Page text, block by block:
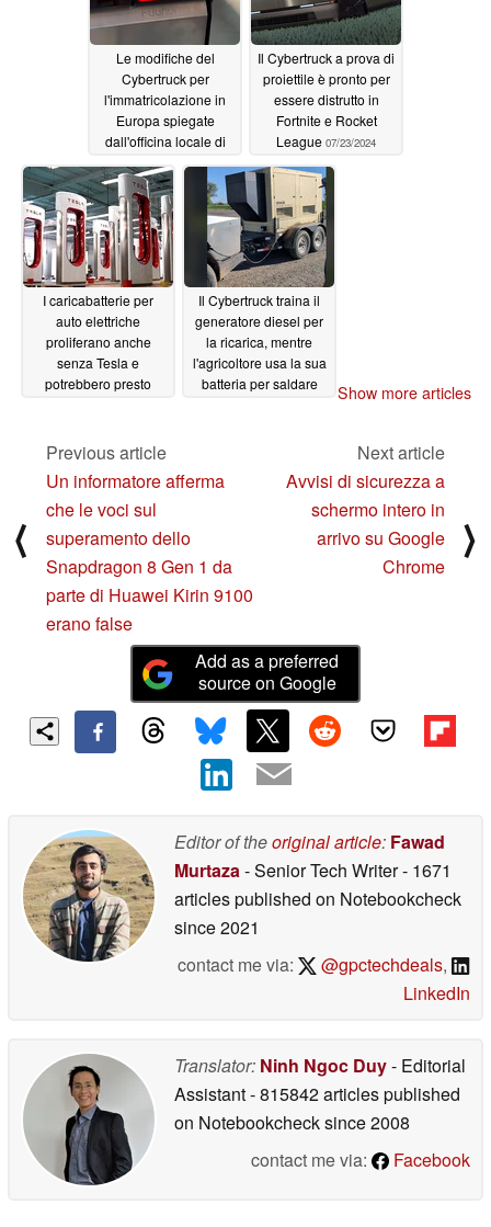
Le modifiche del
Cybertruck per
l'immatricolazione in
Europa spiegate
dall'officina locale di
riparazione EV
07/25/2024
Il Cybertruck a prova di
proiettile è pronto per
essere distrutto in
Fortnite e Rocket
League 07/23/2024
I caricabatterie per
auto elettriche
proliferano anche
senza Tesla e
potrebbero presto
07/23/2024
Il Cybertruck traina il
generatore diesel per
la ricarica, mentre
l'agricoltore usa la sua
batteria per saldare
Show more articles
⟨
Previous article
Un informatore afferma
che le voci sul
superamento dello
Snapdragon 8 Gen 1 da
parte di Huawei Kirin 9100
erano false
Next article
Avvisi di sicurezza a
schermo intero in
arrivo su Google
Chrome
⟩
Add as a preferred
source on Google
Editor of theoriginal article: Fawad
Murtaza - Senior Tech Writer- 1671
articles published on Notebookcheck
since 2021
contact me via:
@gpctechdeals,
LinkedIn
Translator: Ninh Ngoc Duy- Editorial
Assistant- 815842 articles published
on Notebookchecksince 2008
contact me via:
Facebook